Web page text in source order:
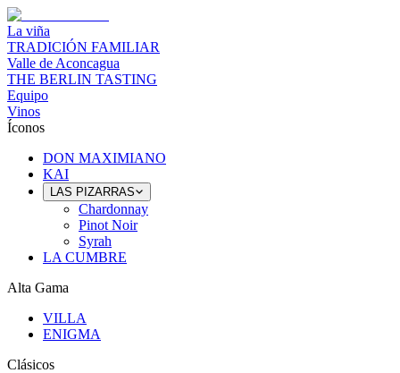
La viña
TRADICIÓN FAMILIAR
Valle de Aconcagua
THE BERLIN TASTING
Equipo
Vinos
Íconos
DON MAXIMIANO
KAI
LAS PIZARRAS
Chardonnay
Pinot Noir
Syrah
LA CUMBRE
Alta Gama
VILLA
ENIGMA
Clásicos